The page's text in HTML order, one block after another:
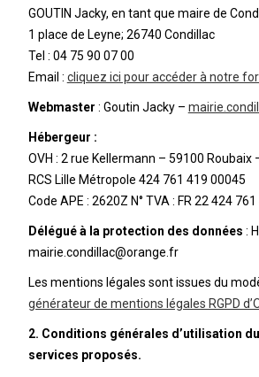
GOUTIN Jacky, en tant que maire de
1 place de Leyne; 26740 Condillac
Tel : 04 75 90 07 00
Email : cliquez ici pour accéder à notre
Webmaster : Goutin Jacky –
Hébergeur :
OVH : 2 rue Kellermann – 59100 Roubaix
RCS Lille Métropole 424 761 419 00045
Code APE : 2620Z N° TVA : FR 22 424
Délégué à la protection des données :
mairie.condillac@orange.fr
Les mentions légales sont issues du
générateur de mentions légales RGPD
2. Conditions générales d’utilisation
services proposés.